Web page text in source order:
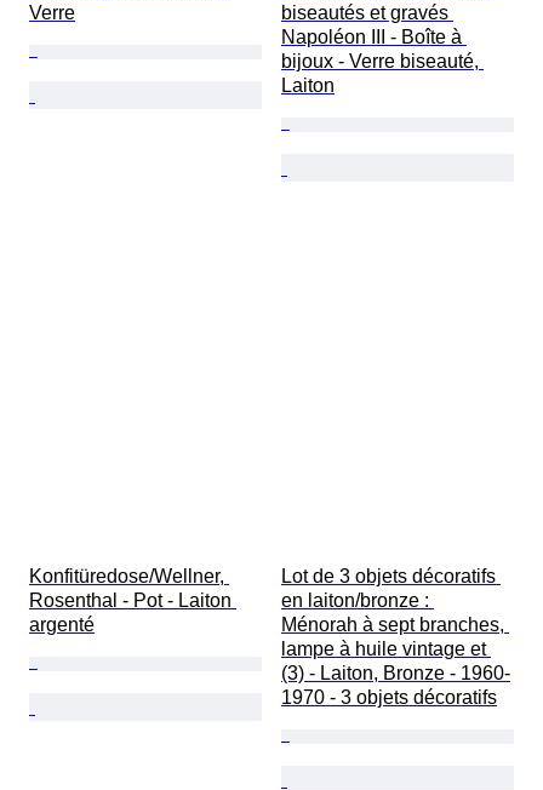
Verre
biseautés et gravés
Napoléon III - Boîte à
bijoux - Verre biseauté,
Laiton
Konfitüredose/Wellner,
Rosenthal - Pot - Laiton
argenté
Lot de 3 objets décoratifs
en laiton/bronze :
Ménorah à sept branches,
lampe à huile vintage et
(3) - Laiton, Bronze - 1960-
1970 - 3 objets décoratifs